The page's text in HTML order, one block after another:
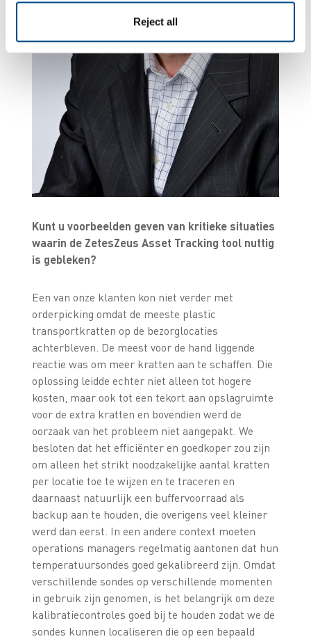
Reject all
Kunt u voorbeelden geven van kritieke situaties
waarin de ZetesZeus Asset Tracking tool nuttig
is gebleken?
Een van onze klanten kon niet verder met
orderpicking omdat de meeste plastic
transportkratten op de bezorglocaties
achterbleven. De meest voor de hand liggende
reactie was om meer kratten aan te schaffen. Die
oplossing leidde echter niet alleen tot hogere
kosten, maar ook tot een tekort aan opslagruimte
voor de extra kratten en bovendien werd de
oorzaak van het probleem niet aangepakt. We
besloten dat het efficiënter en goedkoper zou zijn
om alleen het strikt noodzakelijke aantal kratten
per locatie toe te wijzen en te traceren en
daarnaast natuurlijk een buffervoorraad als
backup aan te houden, die overigens veel kleiner
werd dan eerst. In een andere context moeten
operations managers regelmatig aantonen dat hun
temperatuursondes goed gekalibreerd zijn. Omdat
verschillende sondes op verschillende momenten
in gebruik zijn genomen, is het belangrijk om deze
kalibratiecontroles goed bij te houden zodat we de
sondes kunnen localiseren die op een bepaald